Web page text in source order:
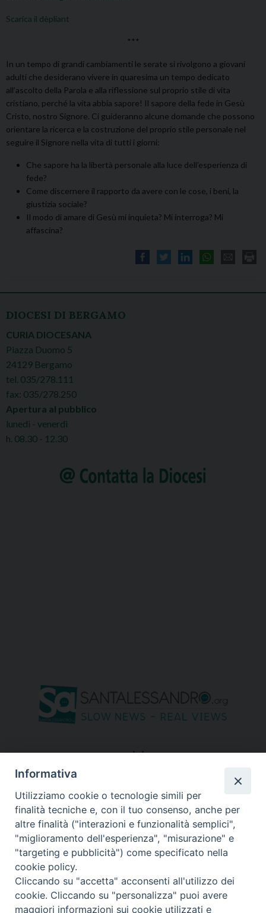
Scarica il dèpliant
***
In un tempo di grandi cambiamenti le serate si rivolgono a giovani
adulti che desiderano vivere in quaresima un tempo dedicato
all’ascolto della Parola e alla riflessione sul proprio stile di vita
cristiano, perché la vita abbia sapore! Il sapore della fede in Gesù
Cristo, nostro Signore. Ci guideranno alcune domande che possono
orientare la ricerca e la costruzione del proprio stile personale nel
seguire il Signore nella vita di tutti i giorni:
Che sapore ha la libertà personale alla luce dell’esperienza di
fede?
Come discernere il rapporto da avere con le cose, i beni, la
giustizia sociale?
Il modo di amare di Gesù mi inquieta? Mi interroga? Mi
affascina?
DIOCESI DI BERGAMO
CURIA DIOCESANA
Piazza Duomo 5
24129 Bergamo
tel. 035/278.111
fax: 035/278.250
Apertura al pubblico
lunedì - venerdì
h. 08.30 - 12.30
seguici su
Informativa
Utilizziamo cookie o tecnologie simili per
finalità tecniche e, con il tuo consenso, anche per
altre finalità ("interazioni e funzionalità semplici",
"miglioramento dell'esperienza", "misurazione" e
"targeting e pubblicità") come specificato nella
cookie policy.
Cliccando su "accetta" acconsenti all'utilizzo dei
cookie. Cliccando su "personalizza" puoi avere
maggiori informazioni sui cookie utilizzati e